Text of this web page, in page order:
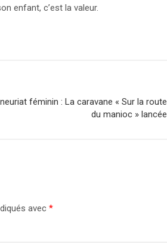
enfant, c’est la valeur.
féminin : La caravane « Sur la route
du manioc » lancée
avec *